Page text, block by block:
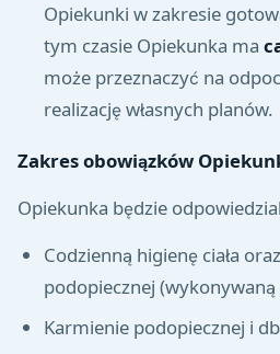
Opiekunki w zakresie
tym czasie Opiekunka ma
może przeznaczyć na
realizację własnych planów.
Zakres obowiązków
Opiekunka będzie
Codzienną higienę ciała
podopiecznej (wykonywaną
Karmienie podopiecznej i